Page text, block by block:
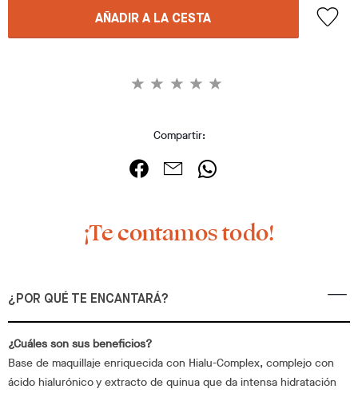
AÑADIR A LA CESTA
Compartir:
¡Te contamos todo!
¿POR QUÉ TE ENCANTARÁ?
¿Cuáles son sus beneficios?
Base de maquillaje enriquecida con Hialu-Complex, complejo con
ácido hialurónico y extracto de quinua que da intensa hidratación